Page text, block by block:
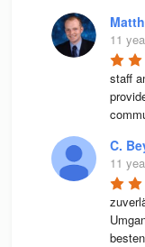
11
staff
C.
11